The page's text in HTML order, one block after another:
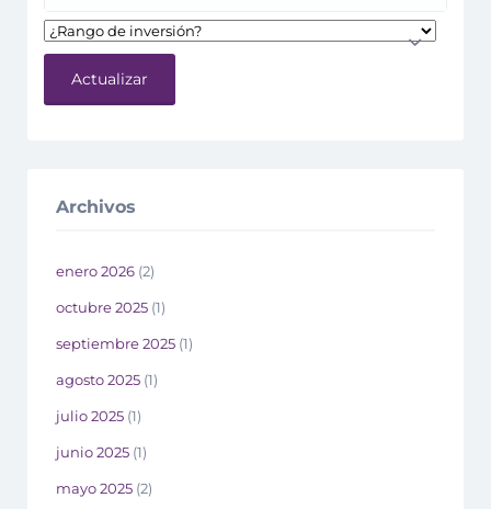
Actualizar
Archivos
enero 2026 (2)
octubre 2025 (1)
septiembre 2025 (1)
agosto 2025 (1)
julio 2025 (1)
junio 2025 (1)
mayo 2025 (2)